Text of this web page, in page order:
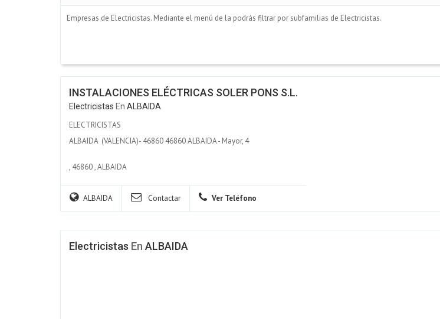
Empresas de Electricistas. Mediante el menú de la podrás filtrar por subfamilias de Electricistas.
INSTALACIONES ELÉCTRICAS SOLER PONS S.L.
Electricistas En ALBAIDA
ELECTRICISTAS
ALBAIDA (VALENCIA)- 46860 46860 ALBAIDA - Mayor, 4
, 46860,ALBAIDA
ALBAIDA Contactar Ver Teléfono
Electricistas En ALBAIDA